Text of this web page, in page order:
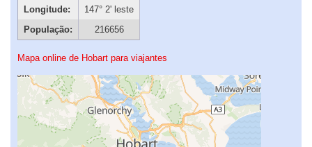
Longitude:
147° 2' leste
População:
216656
Mapa online de Hobart para viajantes